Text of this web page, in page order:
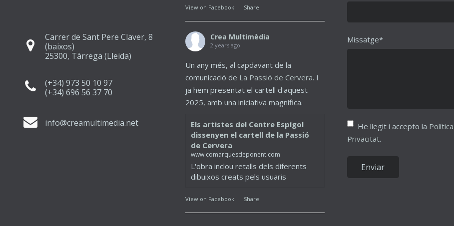
Carrer de Sant Pere Claver, 8
(baixos)
25300, Tàrrega (Lleida)
(+34) 973 50 10 97
(+34) 696 56 37 70
info@creamultimedia.net
View on Facebook · Share
Crea Multimèdia
2 years ago
Un any més, al capdavant de la
comunicació de La Passió de Cervera. I
ja hem presentat el cartell d'aquest
2025, amb una iniciativa magnífica.
Els artistes del Centre Espígol
dissenyen el cartell de la Passió
de Cervera
www.comarquesdeponent.com
L'obra inclou retalls dels diferents
dibuixos creats pels usuaris
View on Facebook · Share
Missatge*
He llegit i accepto la
Privacitat.